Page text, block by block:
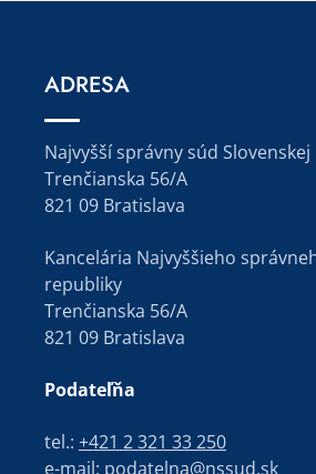
ADRESA
Najvyšší správny súd
Trenčianska 56/A
821 09 Bratislava
Kancelária Najvyššieho
republiky
Trenčianska 56/A
821 09 Bratislava
Podateľňa
tel.: +421 2 321 33 250
e-mail: podatelna@nssud.sk